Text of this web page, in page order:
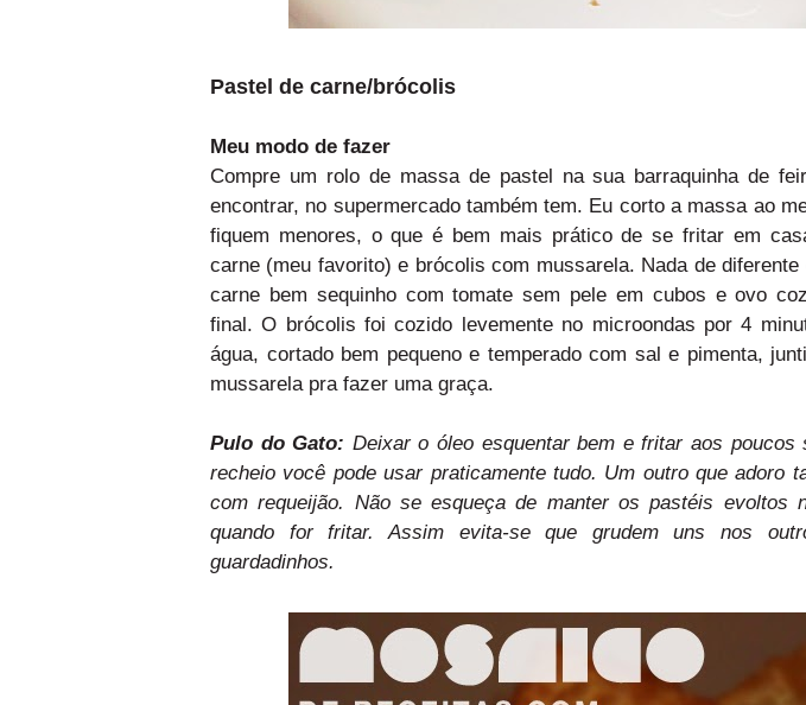
Pastel de carne/brócolis
Meu modo de fazer
Compre um rolo de massa de pastel na sua barraquinha de
encontrar, no supermercado também tem. Eu corto a massa ao
fiquem menores, o que é bem mais prático de se fritar em
carne (meu favorito) e brócolis com mussarela. Nada de diferente
carne bem sequinho com tomate sem pele em cubos e ovo
final. O brócolis foi cozido levemente no microondas por 4
água, cortado bem pequeno e temperado com sal e pimenta,
mussarela pra fazer uma graça.
Pulo do Gato: Deixar o óleo esquentar bem e fritar aos poucos
recheio você pode usar praticamente tudo. Um outro que adoro
com requeijão. Não se esqueça de manter os pastéis evoltos
quando for fritar. Assim evita-se que grudem uns nos
guardadinhos.